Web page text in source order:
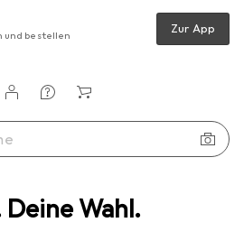
Wahl.
und bestellen Zur App